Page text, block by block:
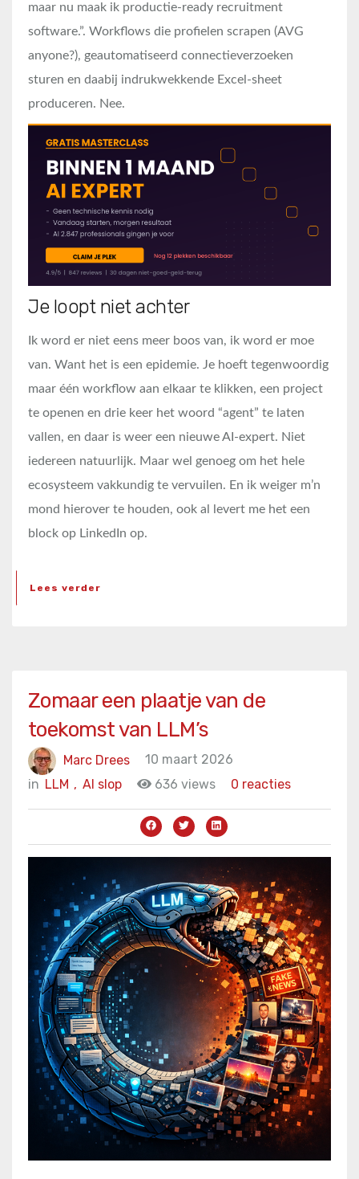
maar nu maak ik productie-ready recruitment
software.”. Workflows die profielen scrapen (AVG
anyone?), geautomatiseerd connectieverzoeken
sturen en daabij indrukwekkende Excel-sheet
produceren. Nee.
Je loopt niet achter
Ik word er niet eens meer boos van, ik word er moe
van. Want het is een epidemie. Je hoeft tegenwoordig
maar één workflow aan elkaar te klikken, een project
te openen en drie keer het woord “agent” te laten
vallen, en daar is weer een nieuwe AI-expert. Niet
iedereen natuurlijk. Maar wel genoeg om het hele
ecosysteem vakkundig te vervuilen. En ik weiger m’n
mond hierover te houden, ook al levert me het een
block op LinkedIn op.
Lees verder
Zomaar een plaatje van de
toekomst van LLM’s
Marc Drees
10 maart 2026
in
AI slop
LLM , 636 views 0 reacties